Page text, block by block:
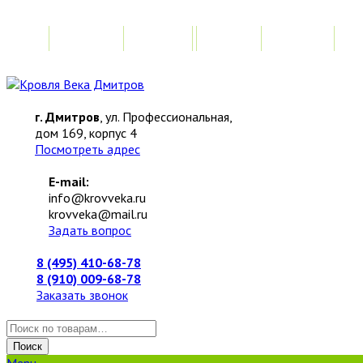
г. Дмитров, ул. Профессиональная,
дом 169, корпус 4
Посмотреть адрес
E-mail:
info@krovveka.ru
krovveka@mail.ru
Задать вопрос
8 (495) 410-68-78
8 (910) 009-68-78
Заказать звонок
Искать:
Поиск